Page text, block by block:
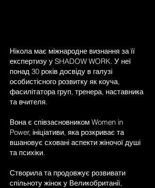
Нікола має міжнародне визнання за її
експертизу у SHADOW WORK. У неї
понад 30 років досвіду в галузі
особистісного розвитку як коуча,
фасилітатора груп, тренера, наставника
та вчителя.
Вона є співзасновником Women in
Power, ініціативи, яка розкриває та
вшановує сховані аспекти жіночої душі
та психіки.
Створила та продовжує розвивати
спільноту жінок у Великобританії,